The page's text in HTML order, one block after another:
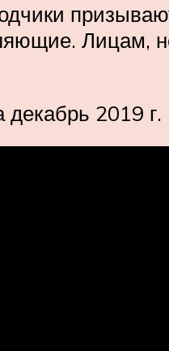
Лицам,
2019 г.